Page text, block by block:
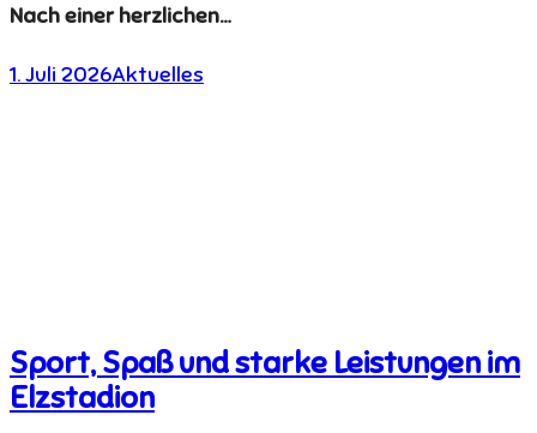
Nach einer herzlichen…
1. Juli 2026Aktuelles
Sport, Spaß und starke Leistungen im
Elzstadion